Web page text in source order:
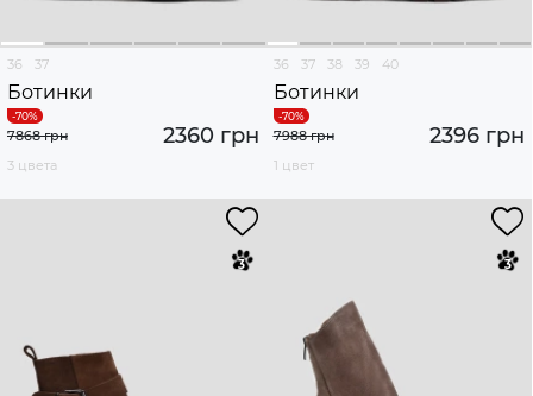
36 37
Ботинки
2360 грн
7868 грн
3 цвета
36 37 38 39 40
Ботинки
2396 грн
7988 грн
1 цвет